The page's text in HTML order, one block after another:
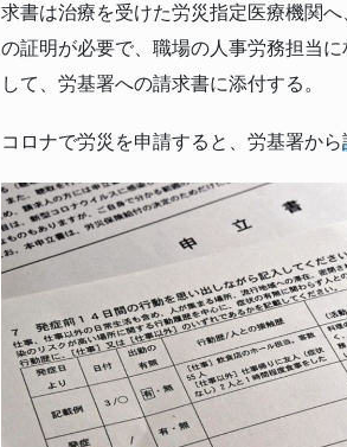
求書は治療を受けた労災指定医療機関
の証明が必要で、職場の人事労務担当
して、労基署への請求書に添付する。
コロナで労災を申請すると、労基署から